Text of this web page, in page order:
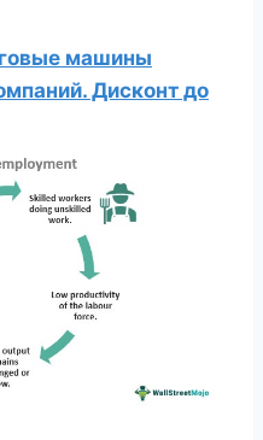
машины
Дисконт до